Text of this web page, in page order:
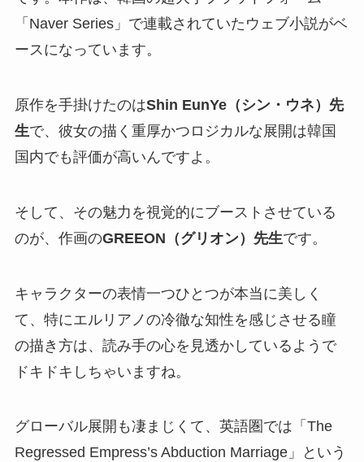
「Naver Series」で連載されていたウェブ小説がベ
ースになっています。
原作を手掛けたのはShin EunYe（シン・ウネ）先
生で、彼女の描く重厚かつロジカルな展開は韓国
国内でも評価が高いんですよ。
そして、その魅力を視覚的にブーストさせている
のが、作画のGREEON（グリオン）先生です。
キャラクターの表情一つひとつが本当に美しく
て、特にエルリアノの冷徹な知性を感じさせる瞳
の描き方は、読み手の心を見透かしているようで
ドキドキしちゃいますね。
グローバル展開も凄まじくて、英語圏では「The
Regressed Empress’s Abduction Marriage」という